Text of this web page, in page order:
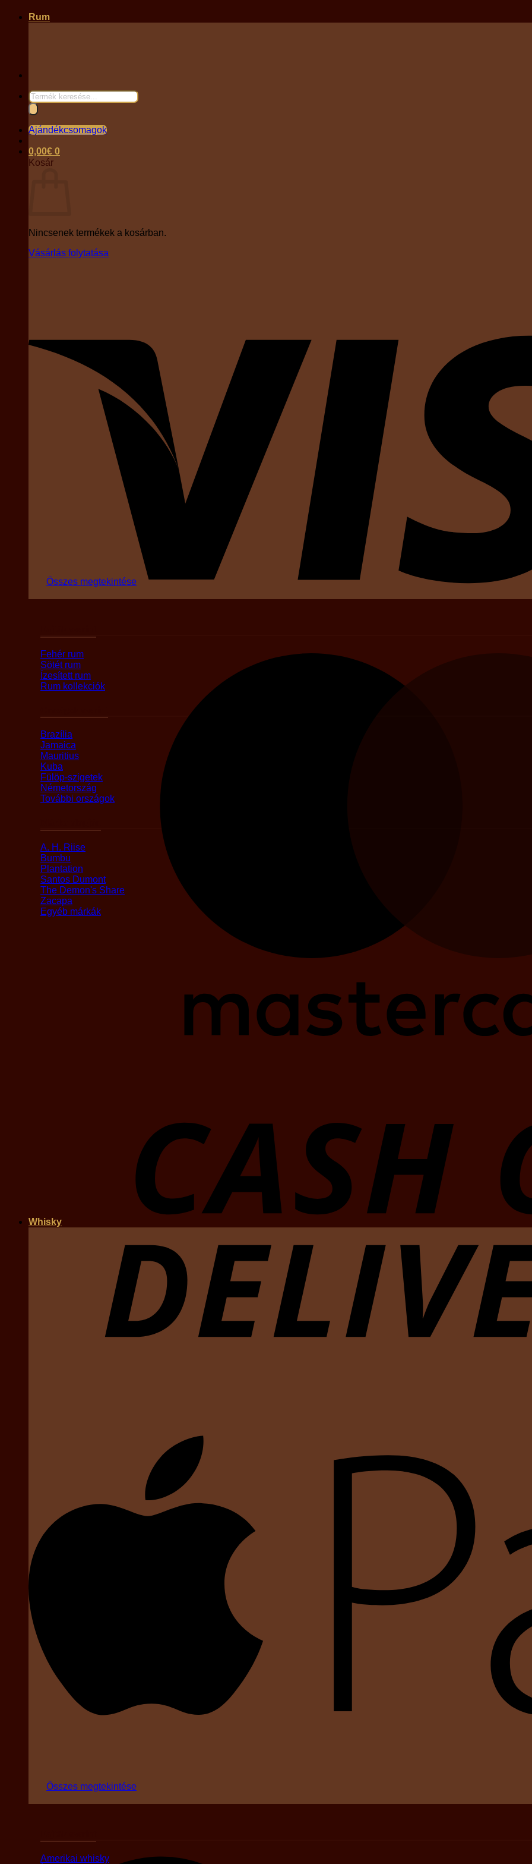
Products
search
Ajándékcsomagok
0,00€ 0
Kosár
Nincsenek termékek a kosárban.
Vásárlás folytatása
Rum
Összes megtekintése
Fehér rum
Sötét rum
Ízesített rum
Rum kollekciók
Brazília
Jamaica
Mauritius
Kuba
Fülöp-szigetek
Németország
További országok
A. H. Riise
Bumbu
Plantation
Santos Dumont
The Demon's Share
Zacapa
Egyéb márkák
Whisky
Összes megtekintése
Amerikai whisky